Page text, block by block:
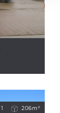
1 206m²